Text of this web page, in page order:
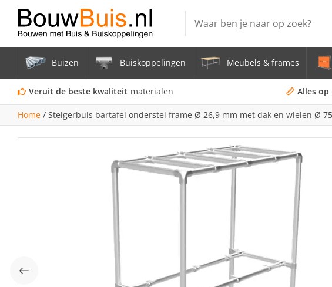
Producten
Steigerbuis onderstel tafel uit
Vrijstaand Spandoekframe
mm
Zwarte steigerbuis staal Ø
Constructiebuis Staal Ø 21,3 mm
Aluminium Buis Ø 21,3 mm
Buizen Buiskoppelingen Meubels & frames
Veruit de beste kwaliteit materialen Alles
Home / Steigerbuis bartafel onderstel frame Ø 26,9 mm met dak en wielen Ø